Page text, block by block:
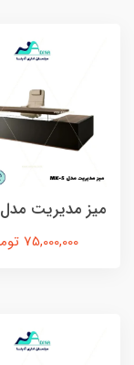
میز مدیریت مدل MK-5
75,000,000 تومان